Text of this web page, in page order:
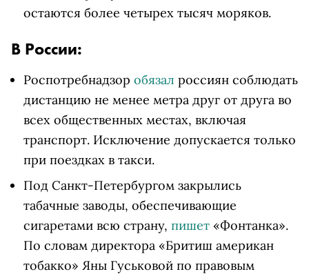
остаются более четырех тысяч моряков.
В России:
Роспотребнадзор обязал россиян соблюдать
дистанцию не менее метра друг от друга во
всех общественных местах, включая
транспорт. Исключение допускается только
при поездках в такси.
Под Санкт-Петербургом закрылись
табачные заводы, обеспечивающие
сигаретами всю страну, пишет «Фонтанка».
По словам директора «Бритиш американ
тобакко» Яны Гуськовой по правовым